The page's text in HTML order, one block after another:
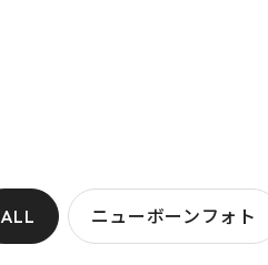
ALL ニューボーンフォト